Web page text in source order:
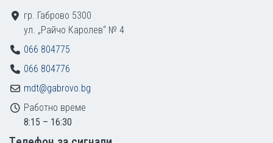
гр. Габрово 5300
ул. „Райчо Каролев“ № 4
066 804775
066 804776
mdt@gabrovo.bg
Работно време
8:15 – 16:30